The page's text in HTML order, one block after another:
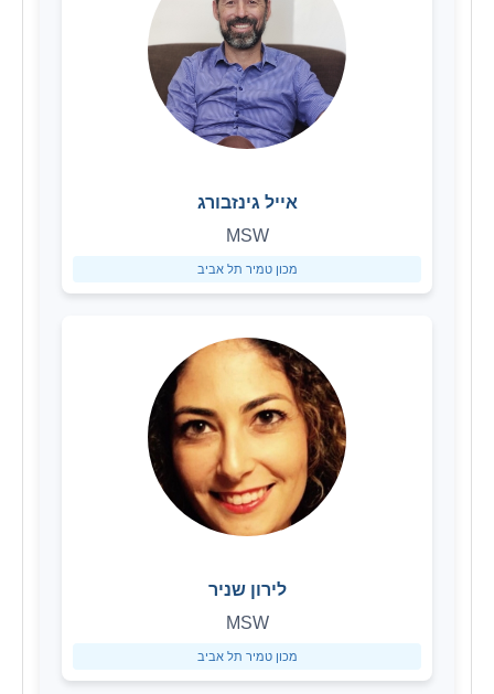
אייל גינזבורג
MSW
מכון טמיר תל אביב
לירון שניר
MSW
מכון טמיר תל אביב